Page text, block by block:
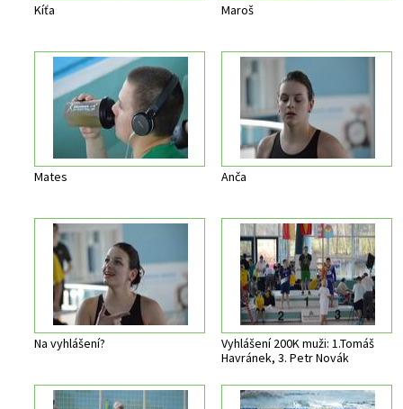
Kíťa Maroš
Mates Anča
Na vyhlášení?
Vyhlášení 200K muži: 1.Tomáš
Havránek, 3. Petr Novák